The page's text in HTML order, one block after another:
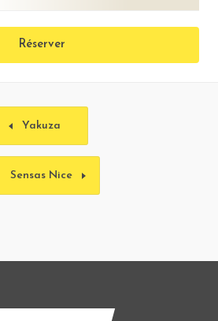
Réserver
Yakuza
Sensas Nice